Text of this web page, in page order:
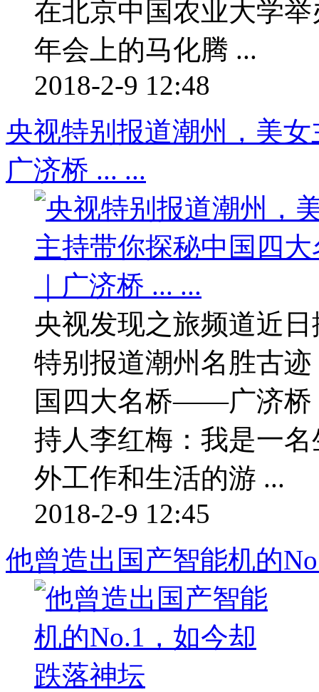
在北京中国农业大学
年会上的马化腾 ...
2018-2-9 12:48
央视特别报道潮州，美
广济桥 ... ...
央视发现之旅频道近
特别报道潮州名胜古
国四大名桥——广济桥
持人李红梅：我是一
外工作和生活的游 ...
2018-2-9 12:45
他曾造出国产智能机的